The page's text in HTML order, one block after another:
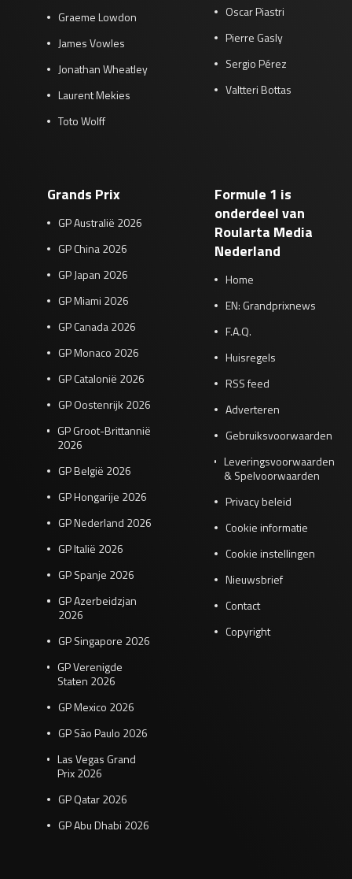
Graeme Lowdon
James Vowles
Jonathan Wheatley
Laurent Mekies
Toto Wolff
Oscar Piastri
Pierre Gasly
Sergio Pérez
Valtteri Bottas
Grands Prix
GP Australië 2026
GP China 2026
GP Japan 2026
GP Miami 2026
GP Canada 2026
GP Monaco 2026
GP Catalonië 2026
GP Oostenrijk 2026
GP Groot-Brittannië
2026
GP België 2026
GP Hongarije 2026
GP Nederland 2026
GP Italië 2026
GP Spanje 2026
GP Azerbeidzjan
2026
GP Singapore 2026
GP Verenigde
Staten 2026
GP Mexico 2026
GP São Paulo 2026
Las Vegas Grand
Prix 2026
GP Qatar 2026
GP Abu Dhabi 2026
Formule 1 is
onderdeel van
Roularta Media
Nederland
Home
EN: Grandprixnews
F.A.Q.
Huisregels
RSS feed
Adverteren
Gebruiksvoorwaarden
Leveringsvoorwaarden
& Spelvoorwaarden
Privacy beleid
Cookie informatie
Cookie instellingen
Nieuwsbrief
Contact
Copyright